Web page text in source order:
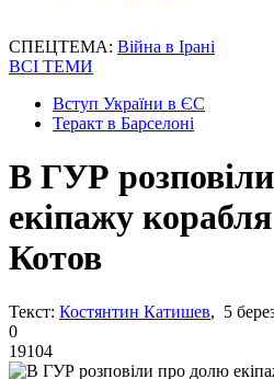
СПЕЦТЕМА: Війна в Ірані
ВСІ ТЕМИ
Вступ України в ЄС
Теракт в Барселоні
В ГУР
екіпажу
Котов
Текст: Костянтин Катишев, 5
0
19104